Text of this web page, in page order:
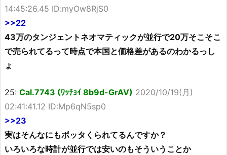
14:45:26.45 ID:myOw8RjS0
>>22
43万のタンジェントネオマティックが並行で20万そこそこ
で売られてるって時点で本国と価格差があるのわかるっし
ょ
25: Cal.7743 (ﾜｯﾁｮｲ 8b9d-GrAV) 2020/10/19(月)
02:41:41.12 ID:Mp6qN5sp0
>>23
実はそんなにもボッタくられてるんですか？
いろいろな時計が並行では安いのもそういうことか